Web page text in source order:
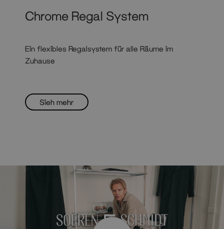
Chrome Regal System
Ein flexibles Regalsystem für alle Räume im
Zuhause
Sieh mehr